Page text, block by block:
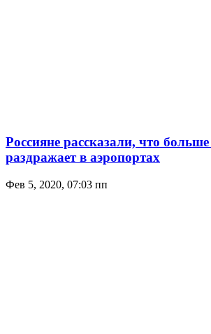
Россияне рассказали, что больше
раздражает в аэропортах
Фев 5, 2020, 07:03 пп